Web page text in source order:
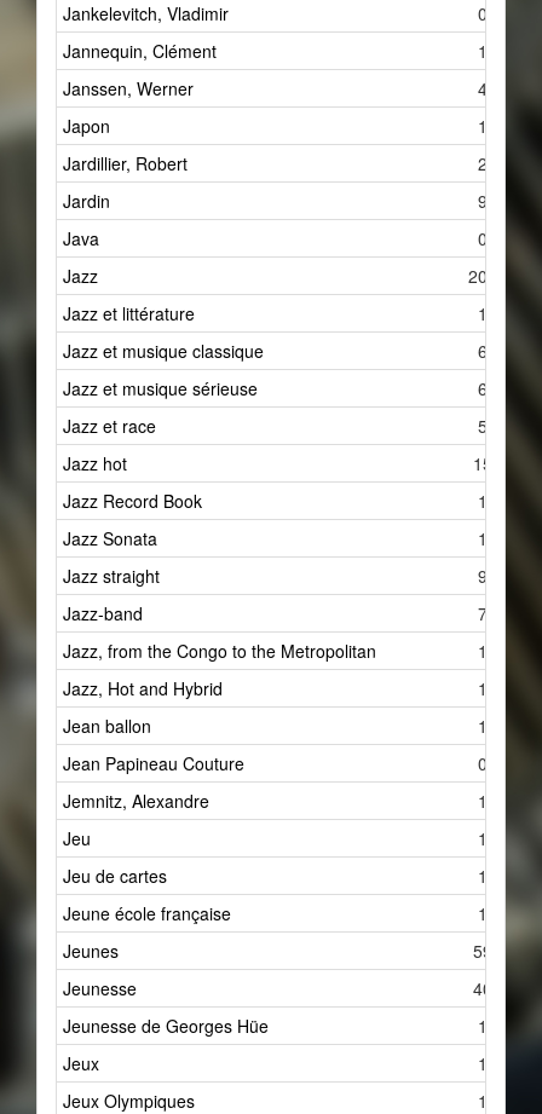
Jankelevitch, Vladimir
0
Jannequin, Clément
1
Janssen, Werner
4
Japon
1
Jardillier, Robert
2
Jardin
9
Java
0
Jazz
202
Jazz et littérature
1
Jazz et musique classique
6
Jazz et musique sérieuse
6
Jazz et race
5
Jazz hot
15
Jazz Record Book
1
Jazz Sonata
1
Jazz straight
9
Jazz-band
7
Jazz, from the Congo to the Metropolitan
1
Jazz, Hot and Hybrid
1
Jean ballon
1
Jean Papineau Couture
0
Jemnitz, Alexandre
1
Jeu
1
Jeu de cartes
1
Jeune école française
1
Jeunes
59
Jeunesse
40
Jeunesse de Georges Hüe
1
Jeux
1
Jeux Olympiques
1